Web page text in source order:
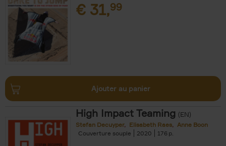
€ 31,99
Ajouter au panier
High Impact Teaming (EN)
Stefan Decuyper Elisabeth Raes
Anne Boon
Couverture souple
2020 176